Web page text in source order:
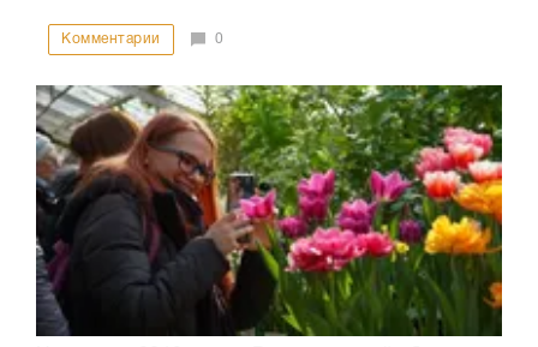
Комментарии 0